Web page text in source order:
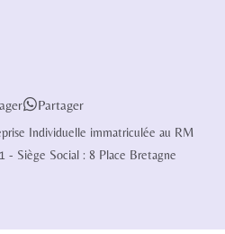
Partager
Individuelle immatriculée au RM
- Siège Social : 8 Place Bretagne